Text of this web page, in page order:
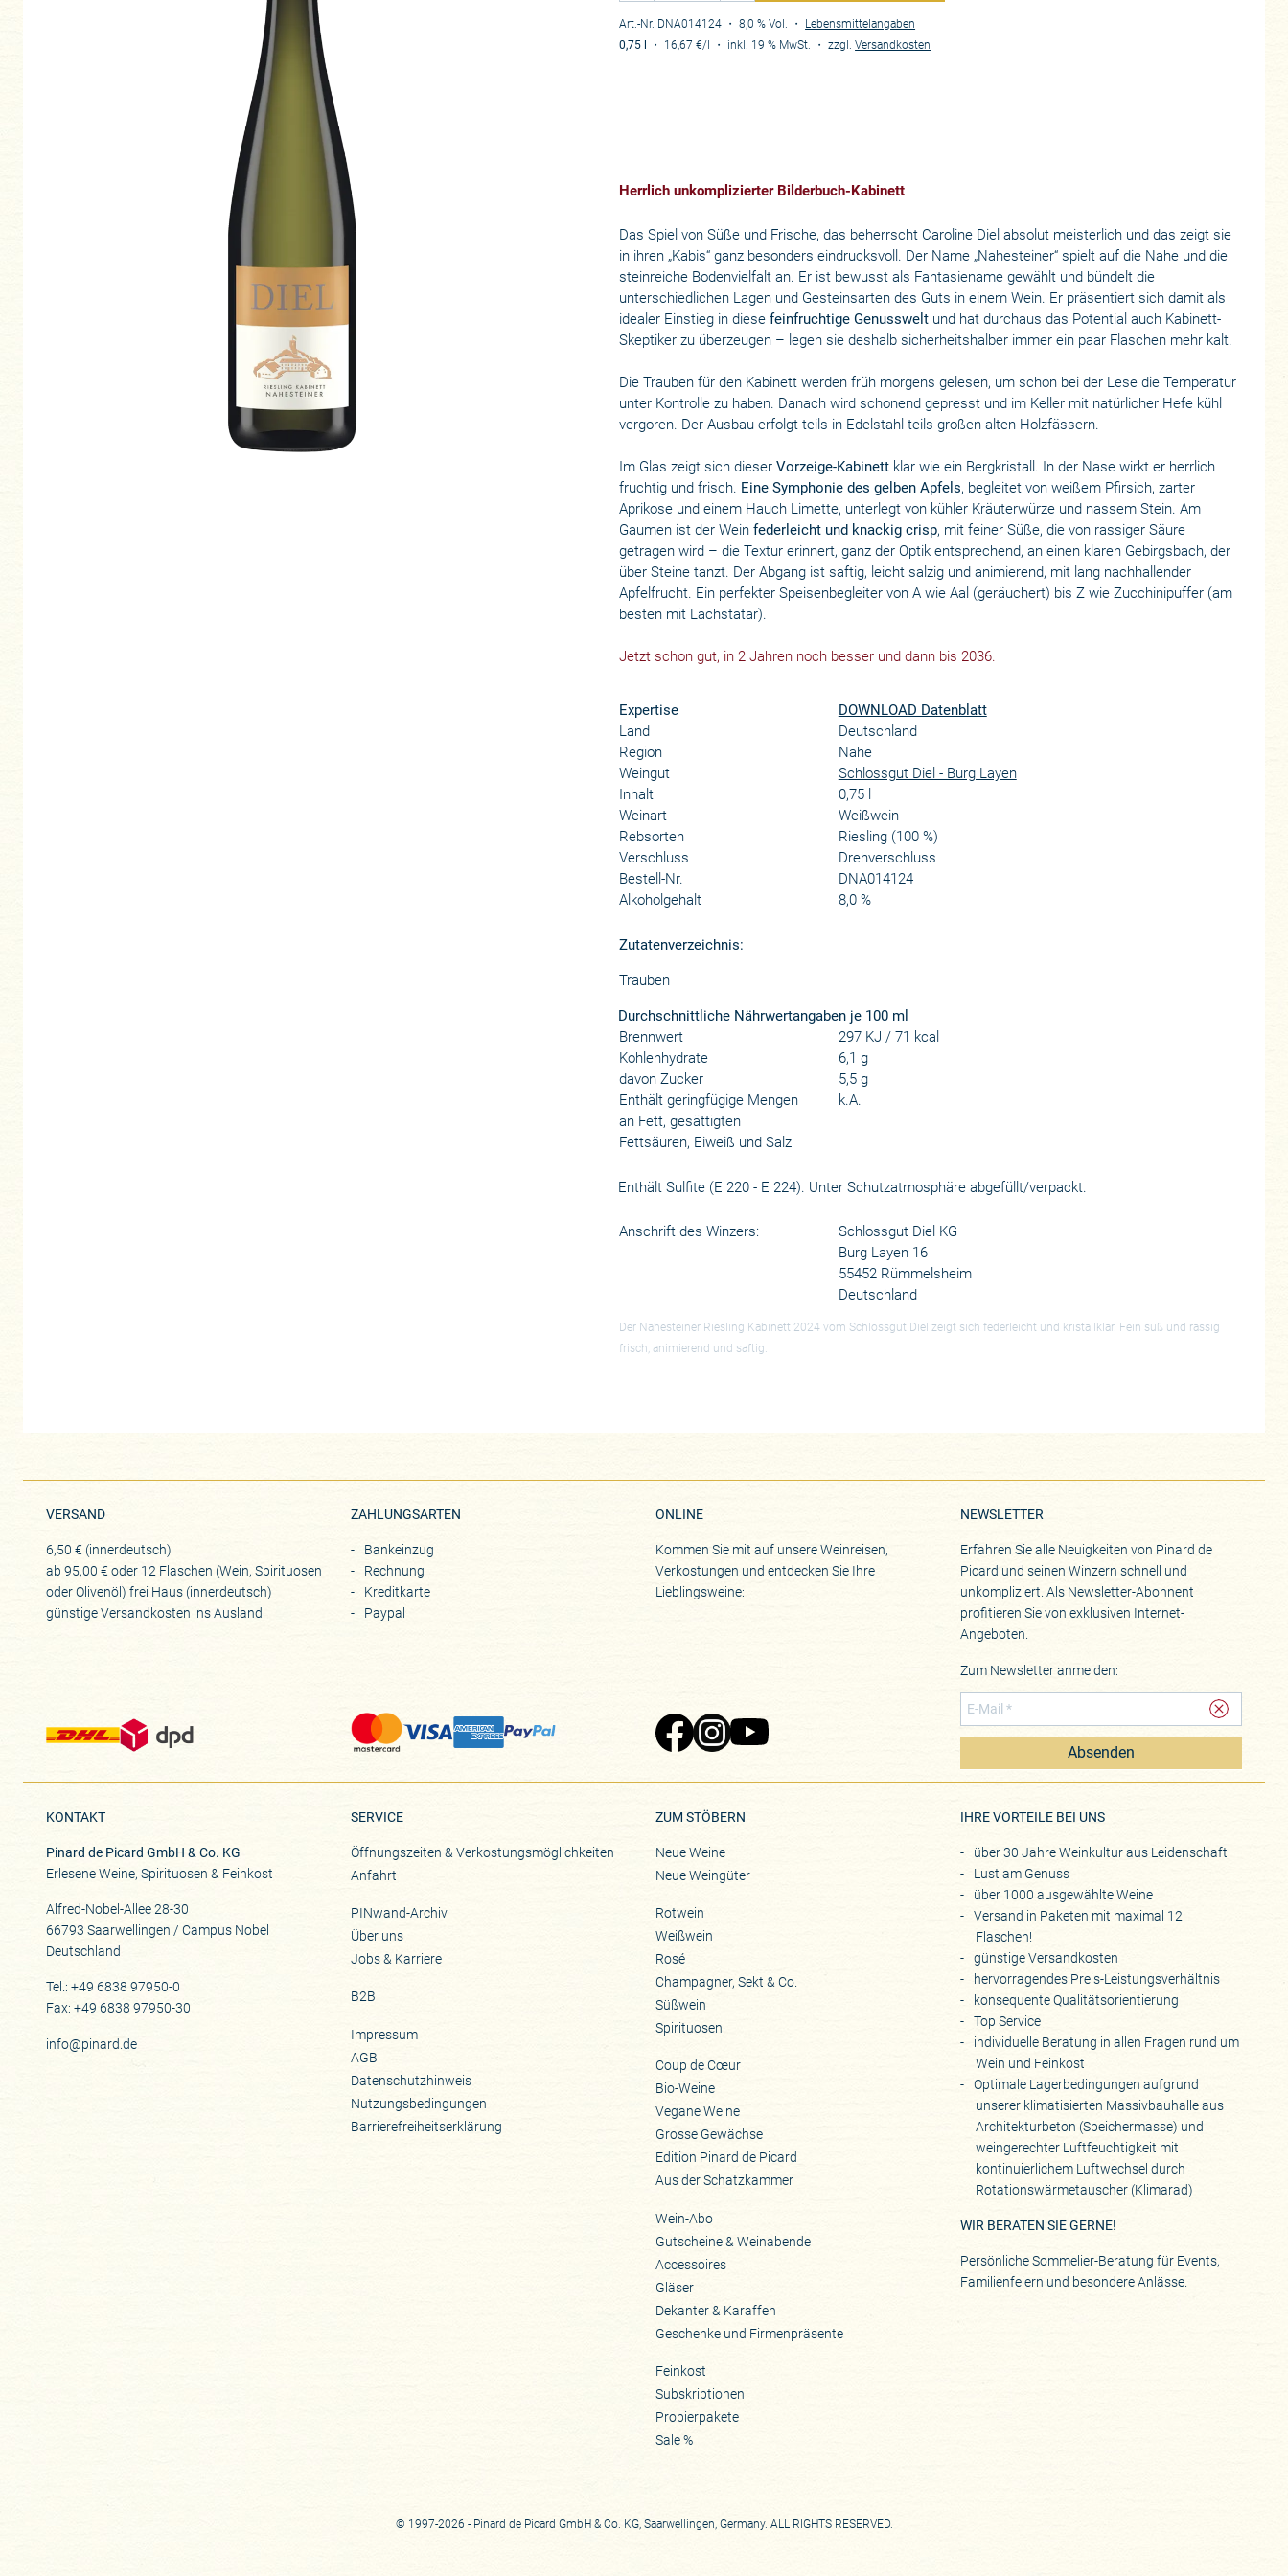
Art.-Nr. DNA014124 ・ 8,0 % Vol. ・ Lebensmittelangaben
0,75 l ・ 16,67 €/l ・ inkl. 19 % MwSt. ・zzgl.Versandkosten
Herrlich unkomplizierter Bilderbuch-Kabinett
Das Spiel von Süße und Frische, das beherrscht Caroline Diel absolut meisterlich und das zeigt sie
in ihren „Kabis“ ganz besonders eindrucksvoll. Der Name „Nahesteiner“ spielt auf die Nahe und die
steinreiche Bodenvielfalt an. Er ist bewusst als Fantasiename gewählt und bündelt die
unterschiedlichen Lagen und Gesteinsarten des Guts in einem Wein. Er präsentiert sich damit als
idealer Einstieg in diesefeinfruchtige Genusswelt und hat durchaus das Potential auch Kabinett-
Skeptiker zu überzeugen – legen sie deshalb sicherheitshalber immer ein paar Flaschen mehr kalt.
Die Trauben für den Kabinett werden früh morgens gelesen, um schon bei der Lese die Temperatur
unter Kontrolle zu haben. Danach wird schonend gepresst und im Keller mit natürlicher Hefe kühl
vergoren. Der Ausbau erfolgt teils in Edelstahl teils großen alten Holzfässern.
Im Glas zeigt sich dieserVorzeige-Kabinett klar wie ein Bergkristall. In der Nase wirkt er herrlich
fruchtig und frisch. Eine Symphonie des gelben Apfels, begleitet von weißem Pfirsich, zarter
Aprikose und einem Hauch Limette, unterlegt von kühler Kräuterwürze und nassem Stein. Am
Gaumen ist der Weinfederleicht und knackig crisp, mit feiner Süße, die von rassiger Säure
getragen wird – die Textur erinnert, ganz der Optik entsprechend, an einen klaren Gebirgsbach, der
über Steine tanzt. Der Abgang ist saftig, leicht salzig und animierend, mit lang nachhallender
Apfelfrucht. Ein perfekter Speisenbegleiter von A wie Aal (geräuchert) bis Z wie Zucchinipuffer (am
besten mit Lachstatar).
Jetzt schon gut, in 2 Jahren noch besser und dann bis 2036.
Expertise
DOWNLOAD Datenblatt
Land
Deutschland
Region
Nahe
Weingut
Schlossgut Diel - Burg Layen
Inhalt
0,75 l
Weinart
Weißwein
Rebsorten
Riesling (100 %)
Verschluss
Drehverschluss
Bestell-Nr.
DNA014124
Alkoholgehalt
8,0 %
Zutatenverzeichnis:
Trauben
Durchschnittliche Nährwertangaben je 100 ml
Brennwert
297 KJ / 71 kcal
Kohlenhydrate
6,1 g
davon Zucker
5,5 g
Enthält geringfügige Mengen
an Fett, gesättigten
Fettsäuren, Eiweiß und Salz
k.A.
Enthält Sulfite (E 220 - E 224). Unter Schutzatmosphäre abgefüllt/verpackt.
Anschrift des Winzers:
Schlossgut Diel KG
Burg Layen 16
55452 Rümmelsheim
Deutschland
Der Nahesteiner Riesling Kabinett 2024 vom Schlossgut Diel zeigt sich federleicht und kristallklar. Fein süß und rassig
frisch, animierend und saftig.
VERSAND
6,50 € (innerdeutsch)
ab 95,00 € oder 12 Flaschen (Wein, Spirituosen
oder Olivenöl) frei Haus (innerdeutsch)
günstige Versandkosten ins Ausland
ZAHLUNGSARTEN
Bankeinzug
Rechnung
Kreditkarte
Paypal
ONLINE
Kommen Sie mit auf unsere Weinreisen,
Verkostungen und entdecken Sie Ihre
Lieblingsweine:
NEWSLETTER
Erfahren Sie alle Neuigkeiten von Pinard de
Picard und seinen Winzern schnell und
unkompliziert. Als Newsletter-Abonnent
profitieren Sie von exklusiven Internet-
Angeboten.
Zum Newsletter anmelden:
Absenden
KONTAKT
Pinard de Picard GmbH & Co. KG
Erlesene Weine, Spirituosen & Feinkost
Alfred-Nobel-Allee 28-30
66793 Saarwellingen / Campus Nobel
Deutschland
Tel.: +49 6838 97950-0
Fax: +49 6838 97950-30
info@pinard.de
SERVICE
Öffnungszeiten & Verkostungsmöglichkeiten
Anfahrt
PINwand-Archiv
Über uns
Jobs & Karriere
B2B
Impressum
AGB
Datenschutzhinweis
Nutzungsbedingungen
Barrierefreiheitserklärung
ZUM STÖBERN
Neue Weine
Neue Weingüter
Rotwein
Weißwein
Rosé
Champagner, Sekt & Co.
Süßwein
Spirituosen
Coup de Cœur
Bio-Weine
Vegane Weine
Grosse Gewächse
Edition Pinard de Picard
Aus der Schatzkammer
Wein-Abo
Gutscheine & Weinabende
Accessoires
Gläser
Dekanter & Karaffen
Geschenke und Firmenpräsente
Feinkost
Subskriptionen
Probierpakete
Sale %
IHRE VORTEILE BEI UNS
über 30 Jahre Weinkultur aus Leidenschaft
Lust am Genuss
über 1000 ausgewählte Weine
Versand in Paketen mit maximal 12
Flaschen!
günstige Versandkosten
hervorragendes Preis-Leistungsverhältnis
konsequente Qualitätsorientierung
Top Service
individuelle Beratung in allen Fragen rund um
Wein und Feinkost
Optimale Lagerbedingungen aufgrund
unserer klimatisierten Massivbauhalle aus
Architekturbeton (Speichermasse) und
weingerechter Luftfeuchtigkeit mit
kontinuierlichem Luftwechsel durch
Rotationswärmetauscher (Klimarad)
WIR BERATEN SIE GERNE!
Persönliche Sommelier-Beratung für Events,
Familienfeiern und besondere Anlässe.
© 1997-2026 - Pinard de Picard GmbH & Co. KG, Saarwellingen, Germany. ALL RIGHTS RESERVED.